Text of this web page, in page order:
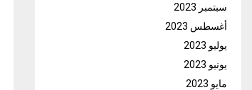
سبتمبر 2023
أغسطس 2023
يوليو 2023
يونيو 2023
مايو 2023